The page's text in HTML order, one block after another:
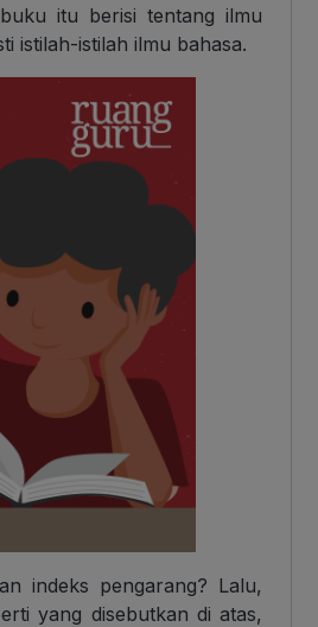
itu berisi tentang ilmu
istilah-istilah ilmu bahasa.
indeks pengarang? Lalu,
yang disebutkan di atas,